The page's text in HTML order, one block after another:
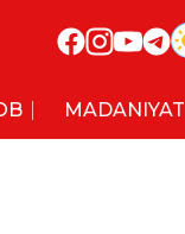
MADANIYAT